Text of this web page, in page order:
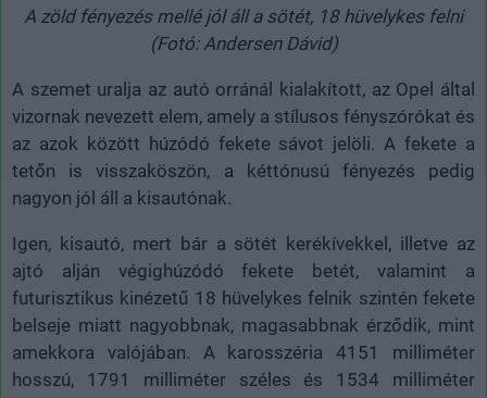
A zöld fényezés mellé jól áll a sötét, 18 hüvelykes felni
(Fotó: Andersen Dávid)
A szemet uralja az autó orránál kialakított, az Opel által
vizornak nevezett elem, amely a stílusos fényszórókat és
az azok között húzódó fekete sávot jelöli. A fekete a
tetőn is visszaköszön, a kéttónusú fényezés pedig
nagyon jól áll a kisautónak.
Igen, kisautó, mert bár a sötét kerékívekkel, illetve az
ajtó alján végighúzódó fekete betét, valamint a
futurisztikus kinézetű 18 hüvelykes felnik szintén fekete
belseje miatt nagyobbnak, magasabbnak érződik, mint
amekkora valójában. A karosszéria 4151 milliméter
hosszú, 1791 milliméter széles és 1534 milliméter